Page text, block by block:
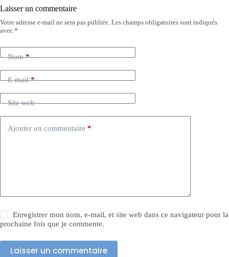
Laisser un commentaire
Votre adresse e-mail ne sera pas publiée. Les champs obligatoires sont indiqués
avec *
Nom*
E-mail*
Site web
Ajouter un commentaire *
Enregistrer mon nom, e-mail, et site web dans ce navigateur pour la
prochaine fois que je commente.
Laisser un commentaire